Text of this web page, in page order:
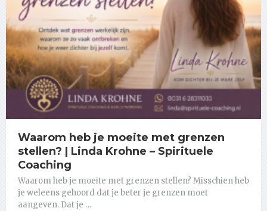
Waarom heb je moeite met grenzen
stellen? | Linda Krohne – Spirituele
Coaching
Waarom heb je moeite met grenzen stellen? Misschien heb
je weleens gehoord dat je beter je grenzen moet
aangeven. Dat je …